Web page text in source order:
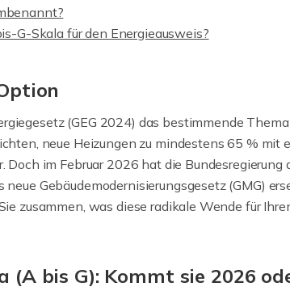
G-Skala für den Energieausweis?
(GEG 2024) das bestimmende
neue Heizungen zu mindestens 65 % mit
Doch im Februar 2026 hat die Bundesregierung
neue Gebäudemodernisierungsgesetz (GMG)
zusammen, was diese radikale Wende für
(A bis G): Kommt sie 2026